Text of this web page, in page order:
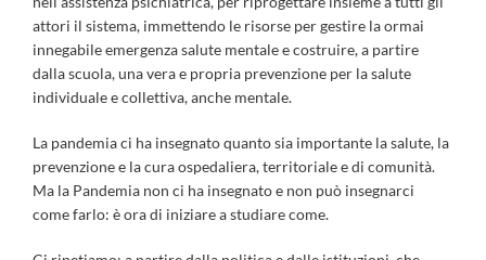
attori il sistema, immettendo le risorse per gestire la ormai
innegabile emergenza salute mentale e costruire, a partire
dalla scuola, una vera e propria prevenzione per la salute
individuale e collettiva, anche mentale.
La pandemia ci ha insegnato quanto sia importante la salute, la
prevenzione e la cura ospedaliera, territoriale e di comunità.
Ma la Pandemia non ci ha insegnato e non può insegnarci
come farlo: è ora di iniziare a studiare come.